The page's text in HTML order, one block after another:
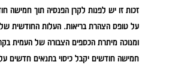
זכות זו יש לפנות לקרן הפנסיה תוך חמישה
על טופס הצהרת בריאות. העלות החודשית
ומנוכה מיתרת הכספים הצבורה של העמית
חמישה חודשים יקבל כיסוי בתנאים חדשים